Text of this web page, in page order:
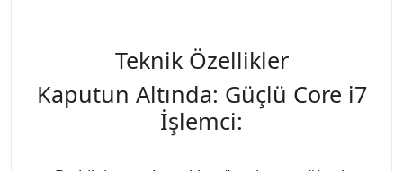
Teknik Özellikler
Kaputun Altında: Güçlü Core i7
İşlemci: